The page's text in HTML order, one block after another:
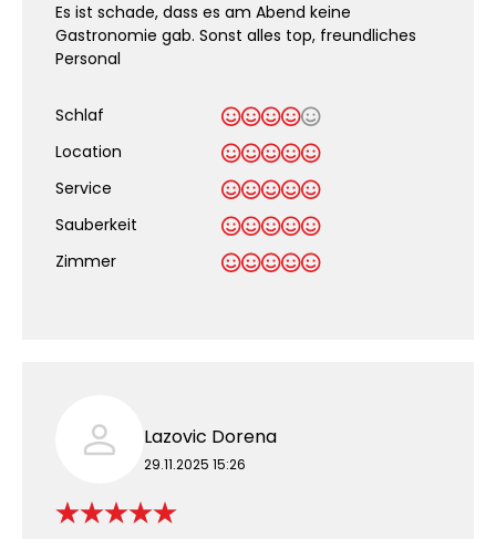
Es ist schade, dass es am Abend keine
Gastronomie gab. Sonst alles top, freundliches
Personal
Schlaf
Location
Service
Sauberkeit
Zimmer
Lazovic Dorena
29.11.2025 15:26